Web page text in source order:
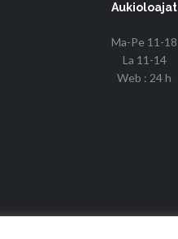
Aukioloajat
Ma-Pe 11-18
La 11-14
Web : 24 h